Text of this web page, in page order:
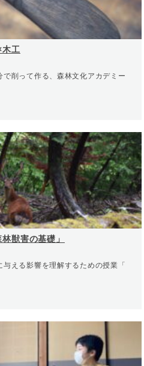
工
削って作る、森林文化アカデミー
獣害の基礎」
える影響を理解するための授業「